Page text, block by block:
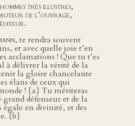
très illustres,
de l’ouvrage,
.
, te rendra souvent
et avec quelle joie t’en
acclamations ! Que tu t’es
à délivrer la vérité de la
la gloire chancelante
élans de ceux qui
! {a} Tu mériteras
grand défenseur et de la
égale en divinité, et des
{b}